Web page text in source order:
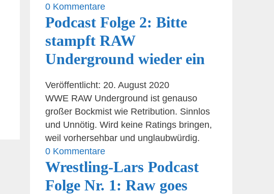
0 Kommentare
Podcast Folge 2: Bitte
stampft RAW
Underground wieder ein
Veröffentlicht: 20. August 2020
WWE RAW Underground ist genauso
großer Bockmist wie Retribution. Sinnlos
und Unnötig. Wird keine Ratings bringen,
weil vorhersehbar und unglaubwürdig.
0 Kommentare
Wrestling-Lars Podcast
Folge Nr. 1: Raw goes